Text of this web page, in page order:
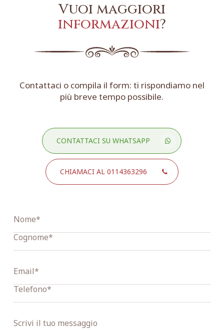
Vuoi maggiori
informazioni?
Contattaci o compila il form: ti rispondiamo nel
più breve tempo possibile.
CONTATTACI SU WHATSAPP
CHIAMACI AL 0114363296